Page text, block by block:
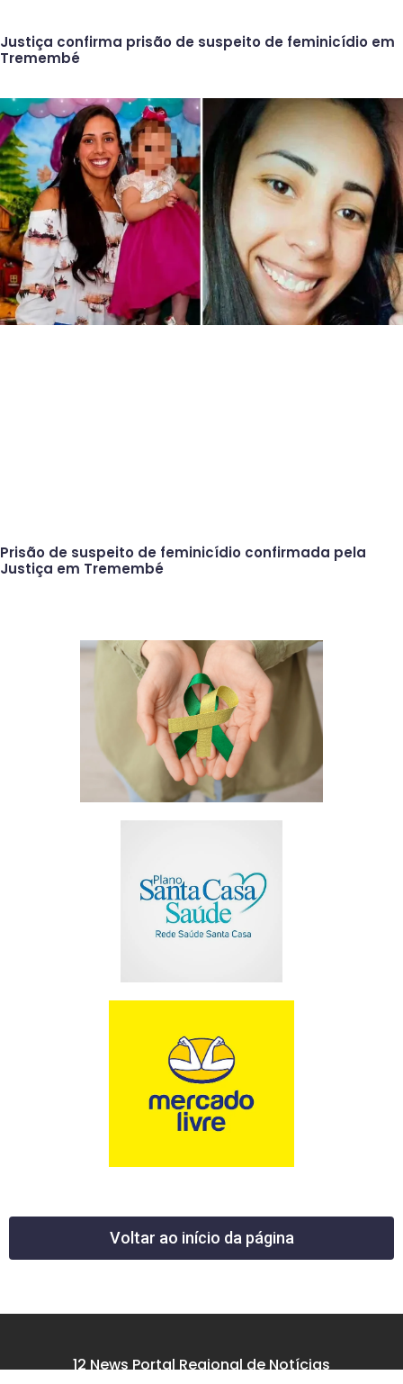
Justiça confirma prisão de suspeito de feminicídio em
Tremembé
Prisão de suspeito de feminicídio confirmada pela
Justiça em Tremembé
Voltar ao início da página
12 News Portal Regional de Notícias